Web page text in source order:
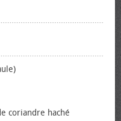
coriandre haché